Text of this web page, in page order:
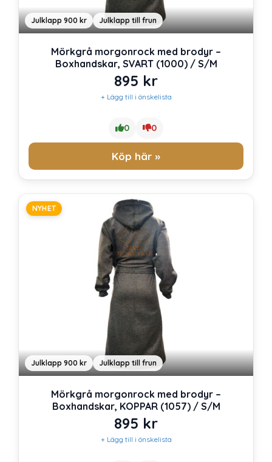
Julklapp 900 kr Julklapp till frun
Mörkgrå morgonrock med brodyr –
Boxhandskar, SVART (1000) / S/M
895 kr
+ Lägg till i önskelista
0 0
Köp här »
NYHET
Julklapp 900 kr Julklapp till frun
Mörkgrå morgonrock med brodyr –
Boxhandskar, KOPPAR (1057) / S/M
895 kr
+ Lägg till i önskelista